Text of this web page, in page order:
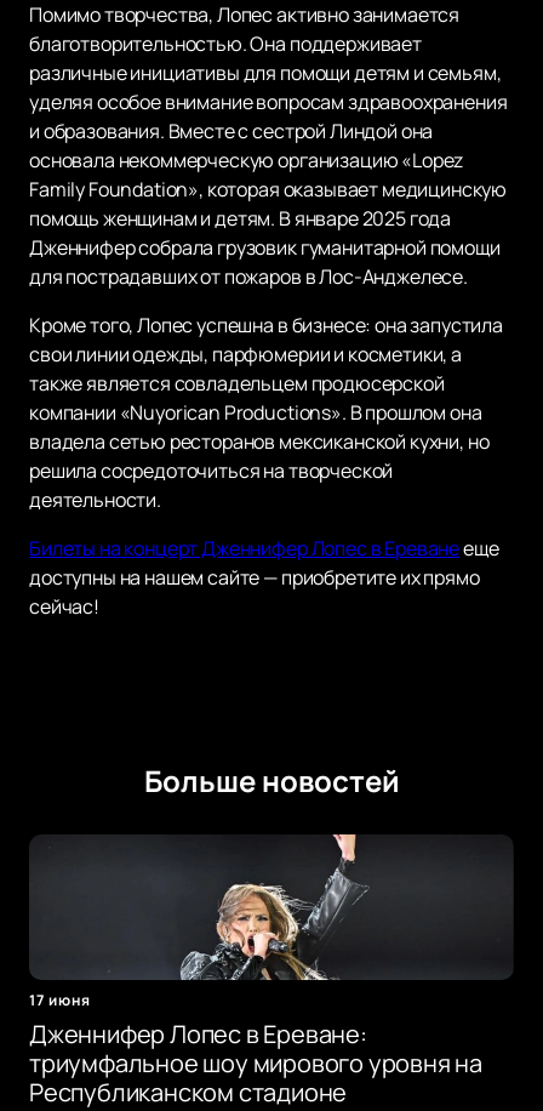
Помимо творчества, Лопес активно занимается
благотворительностью. Она поддерживает
различные инициативы для помощи детям и семьям,
уделяя особое внимание вопросам здравоохранения
и образования. Вместе с сестрой Линдой она
основала некоммерческую организацию «Lopez
Family Foundation», которая оказывает медицинскую
помощь женщинам и детям. В январе 2025 года
Дженнифер собрала грузовик гуманитарной помощи
для пострадавших от пожаров в Лос-Анджелесе.
Кроме того, Лопес успешна в бизнесе: она запустила
свои линии одежды, парфюмерии и косметики, а
также является совладельцем продюсерской
компании «Nuyorican Productions». В прошлом она
владела сетью ресторанов мексиканской кухни, но
решила сосредоточиться на творческой
деятельности.
Билеты на концерт Дженнифер Лопес в Ереванееще
доступны на нашем сайте — приобретите их прямо
сейчас!
Больше новостей
17 июня
Дженнифер Лопес в Ереване:
триумфальное шоу мирового уровня на
Республиканском стадионе